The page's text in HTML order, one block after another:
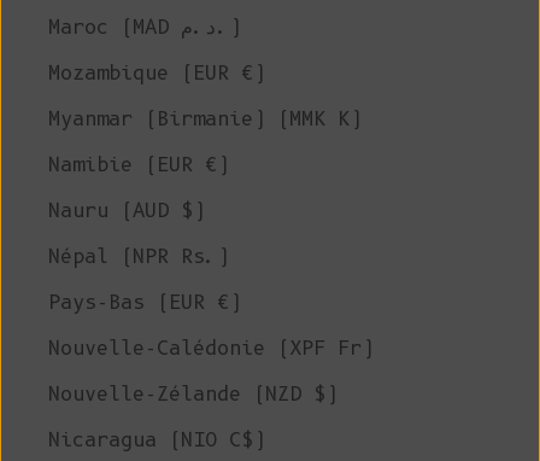
Maroc (MAD د.م.)
Mozambique (EUR €)
Myanmar (Birmanie) (MMK K)
Namibie (EUR €)
Nauru (AUD $)
Népal (NPR Rs.)
Pays-Bas (EUR €)
Nouvelle-Calédonie (XPF Fr)
Nouvelle-Zélande (NZD $)
Nicaragua (NIO C$)